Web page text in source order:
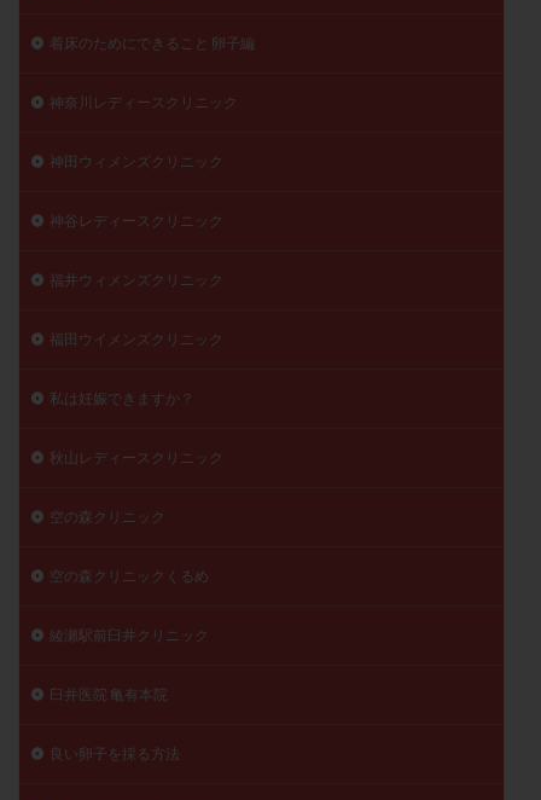
着床のためにできること 卵子編
神奈川レディースクリニック
神田ウィメンズクリニック
神谷レディースクリニック
福井ウィメンズクリニック
福田ウイメンズクリニック
私は妊娠できますか？
秋山レディースクリニック
空の森クリニック
空の森クリニックくるめ
綾瀬駅前臼井クリニック
臼井医院 亀有本院
良い卵子を採る方法